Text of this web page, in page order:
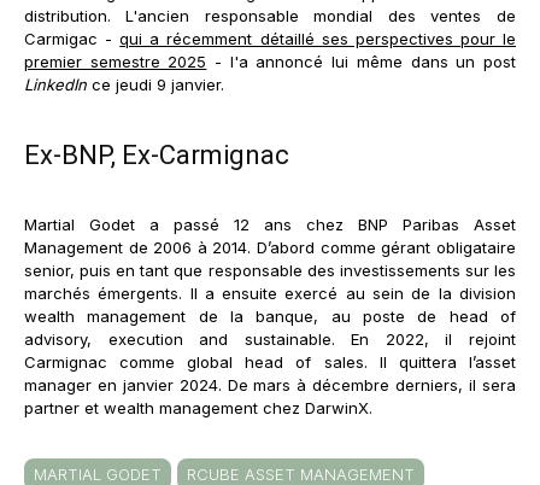
distribution. L'ancien responsable mondial des ventes de
Carmigac -qui a récemment détaillé ses perspectives pour le
premier semestre 2025 - l'a annoncé lui même dans un post
LinkedIn ce jeudi 9 janvier.
Ex-BNP, Ex-Carmignac
Martial Godet a passé 12 ans chez BNP Paribas Asset
Management de 2006 à 2014. D’abord comme gérant obligataire
senior, puis en tant que responsable des investissements sur les
marchés émergents. Il a ensuite exercé au sein de la division
wealth management de la banque, au poste de head of
advisory, execution and sustainable. En 2022, il rejoint
Carmignac comme global head of sales. Il quittera l’asset
manager en janvier 2024. De mars à décembre derniers, il sera
partner et wealth management chez DarwinX.
MARTIAL GODET RCUBE ASSET MANAGEMENT